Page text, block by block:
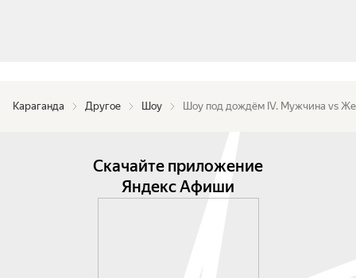
Караганда Другое Шоу Шоу под дождём IV. Мужчина vs
Скачайте приложение
Яндекс Афиши